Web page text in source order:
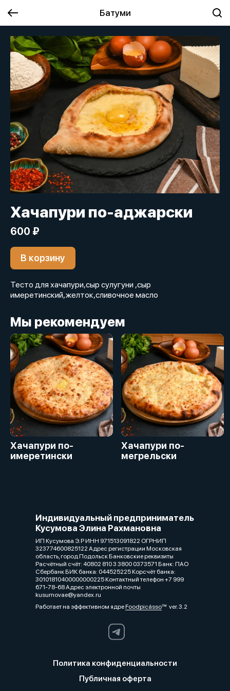
Батуми
Хачапури по-аджарски
600 ₽
В корзину
Тесто для хачапури,сыр сулугуни ,сыр
имеретинский,желток,сливочное масло
Мы рекомендуем
Хачапури по-
имеретински
Хачапури по-
мегрельски
Индивидуальный предприниматель
Кусумова Элина Рахмановна
ИП Кусумова Э. Р ИНН 971513091822 ОГРНИП
323774600825122 Адрес регистрации Московская
область, город Подольск Банковские реквизиты
Расчётный счёт: 40802 810 3 3800 0373571 Банк: ПАО
Сбербанк БИК банка: 044525225 Корсчёт банка:
30101810400000000225 Контактный телефон +7 999
671-78-68 Адрес электронной почты
kusumovae@yandex.ru
Работает на эффективном ядреFoodpicássover. 3.2
Политика конфиденциальности
Публичная оферта